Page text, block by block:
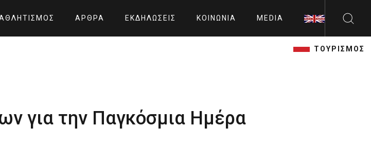
ΆΡΘΡΑ ΕΚΔΗΛΏΣΕΙΣ ΚΟΙΝΩΝΊΑ MEDIA
ΤΟΥΡΙΣΜΟΣ
για την Παγκόσμια Ημέρα